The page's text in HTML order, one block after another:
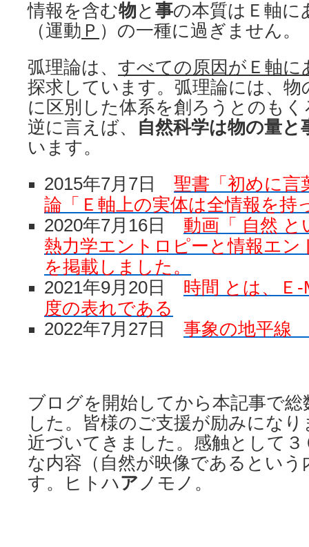
情報を含む物と 事の本質はＥ軸に
（運動 Ｐ ）の一種に過ぎません。
弧理論は、 すべての原因がＥ軸に
探求しています。弧理論には、物
に区別した体系を創ろうとのも
逆に言えば、
自然科学は物の量と
います。
2015年7月7日 聖書「初めに言
論「Ｅ軸上の実体は全情報を持
2020年7月16日 動画「 自然 と
熱力学エントロピーと情報エン
を掲載しました。
2021年9月20日
時間 とは、Ｅ
度の表れである
2022年7月27日 事象の地平線
ブログを開始してから本記事で
した。皆様のご支援が励みにな
近づいてきました。感触として
な内容（自然が映像であるとい
す。ヒトハア ノモノ。